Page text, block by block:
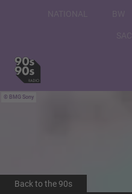
BMG Sony
Back to the 90s